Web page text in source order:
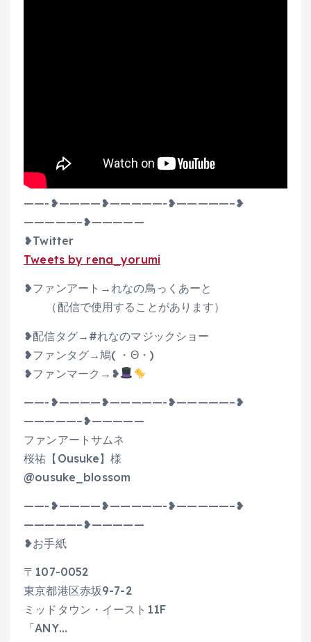
——-❥————❥—————-❥—————–❥
—————–❥—————
❥Twitter
Tweets by rena_yorumi
❥ファンアート→れなの鳥っくあーと
（配信で使用することがあります）
❥配信タグ→#れなのマジックショー
❥ファンタグ→鳩( ・Θ・)
❥ファンマーク→❥
——-❥————❥—————-❥—————–❥
—————–❥—————
ファンアートサムネ
桜祐【Ousuke】様
@ousuke_blossom
——-❥————❥—————-❥—————–❥
—————–❥—————
❥お手紙
〒107-0052
東京都港区赤坂9-7-2
ミッドタウン・イースト11F
「ANY…